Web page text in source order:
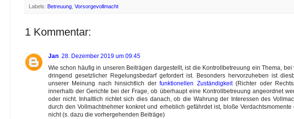
Labels: Betreuung Vorsorgevollmacht
1 Kommentar:
Jan 28. Dezember 2019 um 09:45
Wie schon häufig in unseren Beiträgen dargestellt, ist die Kontrollbetreuung ein Thema, bei
dringend gesetzlicher Regelungsbedarf gefordert ist. Besonders hervorzuheben ist
unserer Meinung nach hinsichtlich derfunktionellen Zuständigkeit(Richter oder
innerhalb der Gerichte bei der Frage, ob überhaupt eine Kontrollbetreuung angeordnet
oder nicht. Inhaltlich richtet sich dies danach, ob die Wahrung der Interessen des
durch den Vollmachtnehmer konkret und erheblich gefährdet ist, bloße Verdachtsmomente
nicht (s. dazu die vorhergehenden Beiträge)